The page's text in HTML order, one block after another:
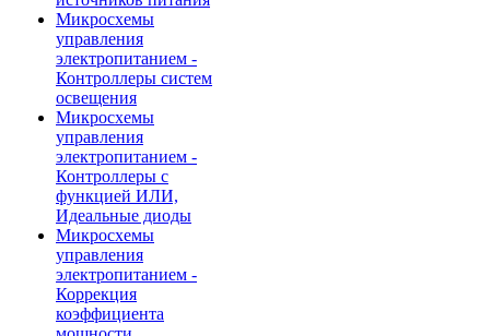
Микросхемы
управления
электропитанием -
Контроллеры систем
освещения
Микросхемы
управления
электропитанием -
Контроллеры с
функцией ИЛИ,
Идеальные диоды
Микросхемы
управления
электропитанием -
Коррекция
коэффициента